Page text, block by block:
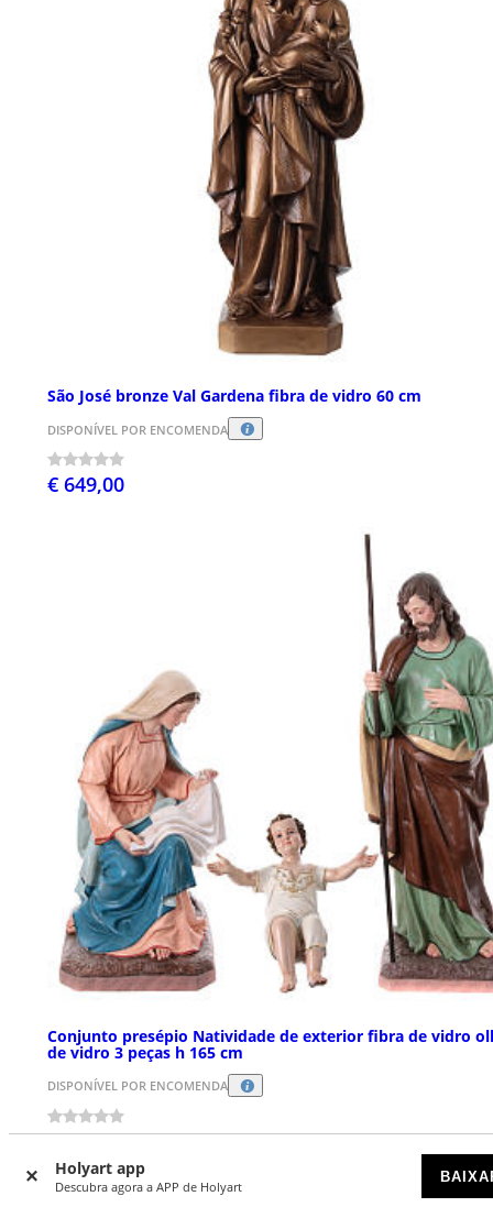
Holyart app
Descubra agora a APP de Holyart
São José bronze Val Gardena fibra de vidro 60 cm
DISPONÍVEL POR ENCOMENDA
€ 649,00
Conjunto presépio Natividade de exterior fibra de vidro
de vidro 3 peças h 165 cm
DISPONÍVEL POR ENCOMENDA
€ 5.990,00